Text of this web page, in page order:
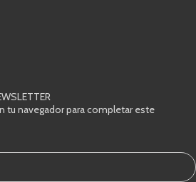
tu navegador para completar este